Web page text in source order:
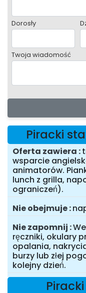
Dorosły
Twoja wiadomość
Piracki
Oferta zawiera
wsparcie
animatorów.
lunch z grilla,
ograniczeń).
Nie obejmuje
Nie zapomnij
ręczniki, okulary
opalania,
burzy lub złej
kolejny dzień.